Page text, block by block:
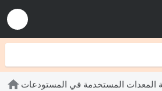
المعدات المستخدمة في المستودعات